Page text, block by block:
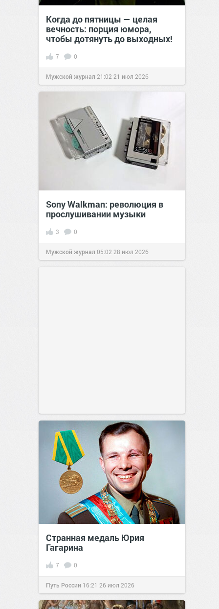
Когда до пятницы — целая
вечность: порция юмора,
чтобы дотянуть до выходных!
7 0
Мужской журнал 21:02 21 июл 2026
Sony Walkman: революция в
прослушивании музыки
3 0
Мужской журнал 05:02 28 июл 2026
Странная медаль Юрия
Гагарина
7 0
Путь России 16:21 26 июл 2026